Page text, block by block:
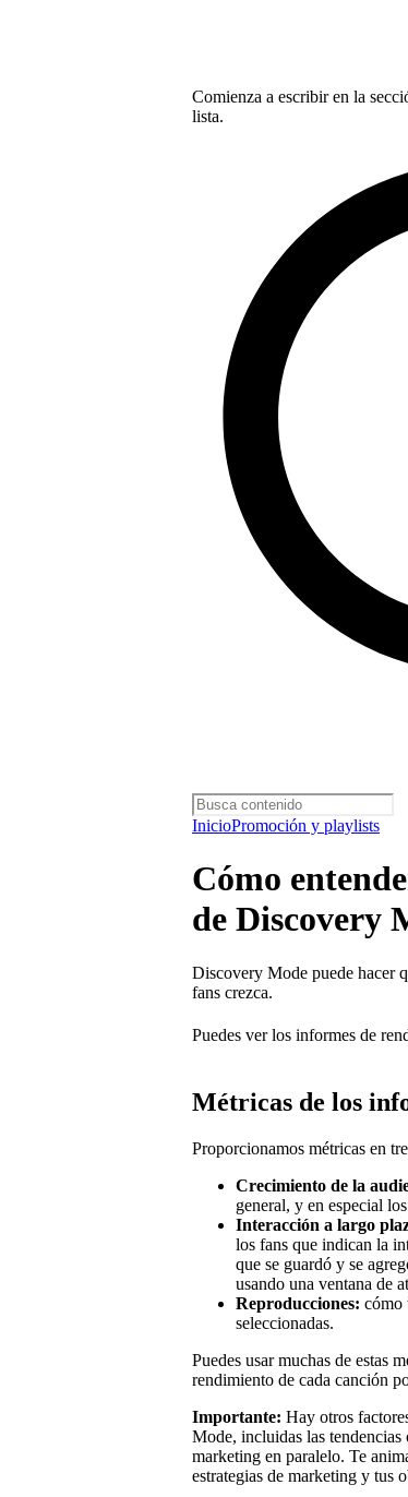
Comienza a escribir en la
lista.
InicioPromoción y playlists
Cómo
de Discovery
Discovery Mode puede hacer
fans crezca.
Puedes ver los informes de
Métricas de los
Proporcionamos métricas en
Crecimiento de la
general, y en especial
Interacción a largo
los fans que indican la
que se guardó y se
usando una ventana de
Reproducciones: cómo
seleccionadas.
Puedes usar muchas de estas
rendimiento de cada canción
Importante: Hay otros
Mode, incluidas las
marketing en paralelo. Te
estrategias de marketing y tus